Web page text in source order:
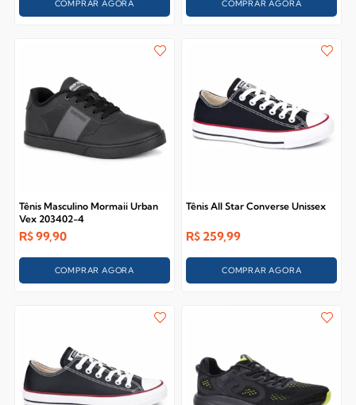
COMPRAR AGORA COMPRAR AGORA
Tênis Masculino Mormaii Urban
Vex 203402-4
R$99,90
COMPRAR AGORA
Tênis All Star Converse Unissex
R$ 259,99
COMPRAR AGORA